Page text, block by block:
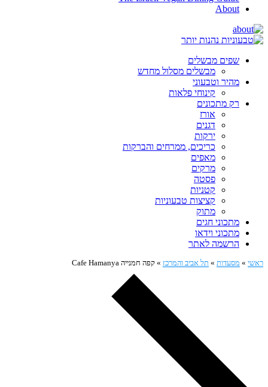
About
שפים מבשלים
מבשלים מסלול מחדש
מהיר וטבעוני
קינוחי פלאות
רק מתכונים
אורז
דגנים
ירקות
כריכים, ממרחים והברקות
מאפים
מרקים
פסטה
קטניות
קציצות טבעוניות
מתוק
מתכוני חגים
מתכוני וידאו
הרשמה לאתר
ראשי » מסעדות » תל אביב והמרכז » קפה חמנייה Cafe Hamanya